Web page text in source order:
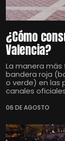
¿Cómo
Valencia?
La manera
bandera roja
o verde) en las
canales
06 DE AGOSTO